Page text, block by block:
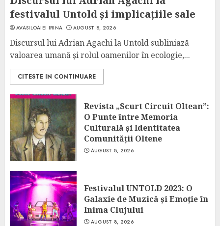
festivalul Untold și implicațiile sale
AVASILOAIEI IRINA AUGUST 8, 2026
Discursul lui Adrian Agachi la Untold subliniază
valoarea umană și rolul oamenilor în ecologie,...
CITESTE IN CONTINUARE
Revista „Scurt Circuit Oltean”:
O Punte între Memoria
Culturală și Identitatea
Comunității Oltene
AUGUST 8, 2026
Festivalul UNTOLD 2023: O
Galaxie de Muzică și Emoție în
Inima Clujului
AUGUST 8, 2026